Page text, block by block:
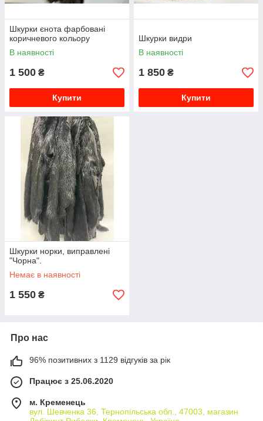
Шкурки єнота фарбовані
коричневого кольору
В наявності
1 500 ₴
Купити
Шкурки видри
В наявності
1 850 ₴
Купити
Шкурки норки, виправлені
"Чорна".
Немає в наявності
1 550 ₴
Про нас
96% позитивних з 1129 відгуків за рік
Працює з 25.06.2020
м. Кременець
вул. Шевченка 36, Тернопільська обл., 47003, магазин